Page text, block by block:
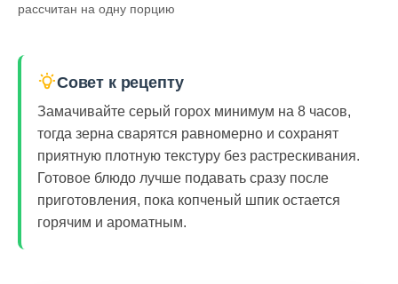
рассчитан на одну порцию
Совет к рецепту
Замачивайте серый горох минимум на 8 часов,
тогда зерна сварятся равномерно и сохранят
приятную плотную текстуру без растрескивания.
Готовое блюдо лучше подавать сразу после
приготовления, пока копченый шпик остается
горячим и ароматным.